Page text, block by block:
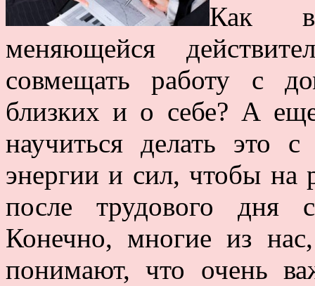
Как в
меняющейся
совмещать работу с
близких и о себе? А
научиться делать это
энергии и сил, чтобы на
после трудового дня
Конечно, многие из
понимают, что очень